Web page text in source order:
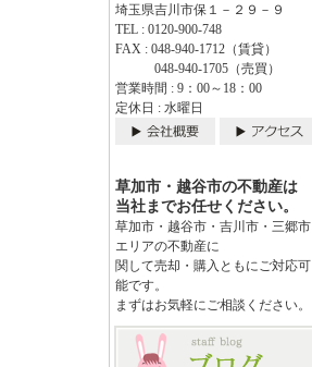
埼玉県吉川市保１－２９－９
TEL : 0120-900-748
FAX : 048-940-1712（賃貸）
048-940-1705（売買）
営業時間 : 9：00～18：00
定休日 : 水曜日
草加市・越谷市の不動産は
当社までお任せください。
草加市・越谷市・吉川市・三郷市
エリアの不動産に
関して売却・購入ともにご対応可
能です。
まずはお気軽にご相談ください。